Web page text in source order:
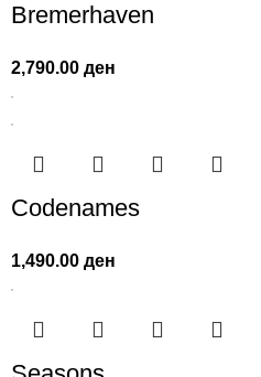
Bremerhaven
2,790.00ден
Codenames
1,490.00ден